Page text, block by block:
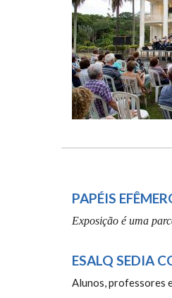
PAPÉIS
Exposição é uma
ESALQ SEDIA
Alunos, professores